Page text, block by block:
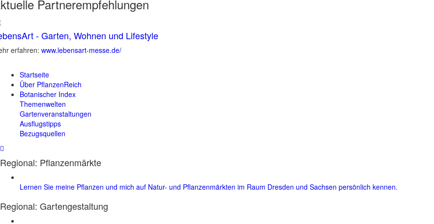
Partnerempfehlungen
- Garten, Wohnen und Lifestyle
erfahren: www.lebensart-messe.de/
Startseite
Über PflanzenReich
Botanischer Index
Themenwelten
Gartenveranstaltungen
Ausflugstipps
Bezugsquellen
Regional: Pflanzenmärkte
Lernen Sie meine Pflanzen und mich auf Natur- und Pflanzenmärkten im Raum Dresden und Sachsen persönlich kennen.
Regional: Gartengestaltung